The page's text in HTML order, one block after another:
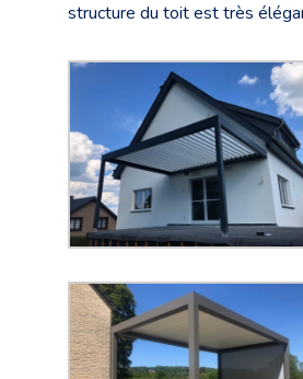
structure du toit est très